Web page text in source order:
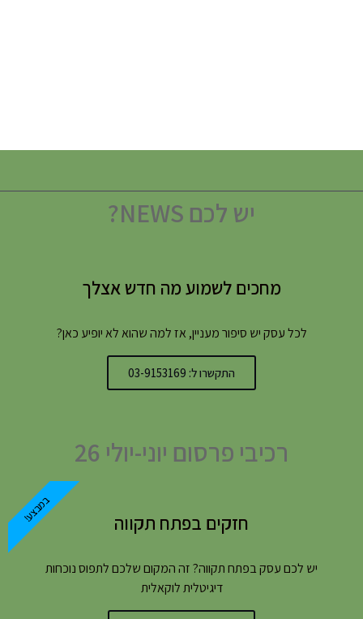
יש לכם NEWS?
מחכים לשמוע מה חדש אצלך
לכל עסק יש סיפור מעניין, אז למה שהוא לא יופיע כאן?
התקשרו ל: 03-9153169
רכיבי פרסום יוני-יולי 26
חזקים בפתח תקווה
יש לכם עסק בפתח תקווה? זה המקום שלכם לתפוס נוכחות
דיגיטלית לוקאלית
במבצע!